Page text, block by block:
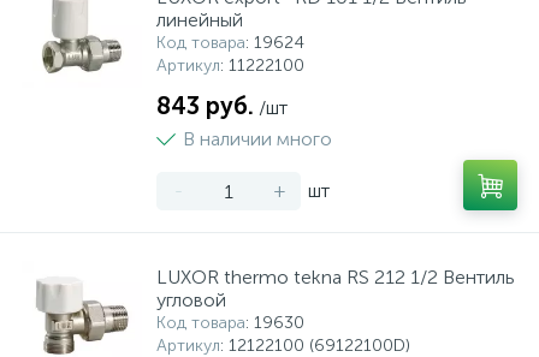
линейный
Код товара: 19624
Артикул: 11222100
843 руб. /шт
В наличии много
- + шт
LUXOR thermo tekna RS 212 1/2 Вентиль
угловой
Код товара: 19630
Артикул: 12122100 (69122100D)